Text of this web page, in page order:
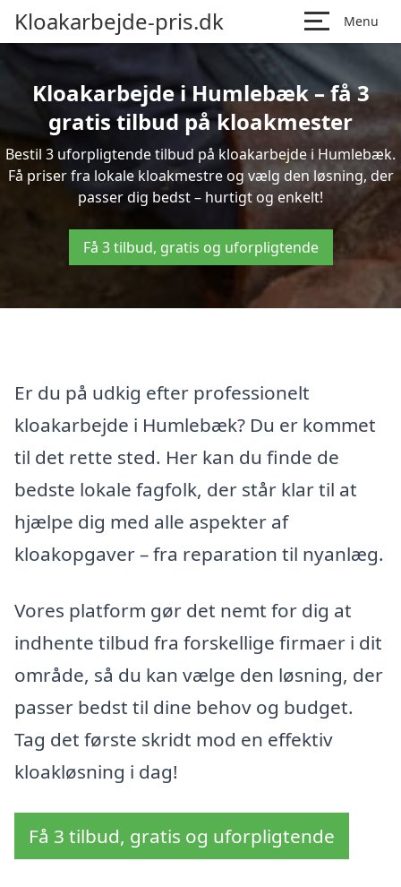
Kloakarbejde-pris.dk Menu
Kloakarbejde i Humlebæk – få 3
gratis tilbud på kloakmester
Bestil 3 uforpligtende tilbud på kloakarbejde i Humlebæk.
Få priser fra lokale kloakmestre og vælg den løsning, der
passer dig bedst – hurtigt og enkelt!
Få 3 tilbud, gratis og uforpligtende
Er du på udkig efter professionelt
kloakarbejde i Humlebæk? Du er kommet
til det rette sted. Her kan du finde de
bedste lokale fagfolk, der står klar til at
hjælpe dig med alle aspekter af
kloakopgaver – fra reparation til nyanlæg.
Vores platform gør det nemt for dig at
indhente tilbud fra forskellige firmaer i dit
område, så du kan vælge den løsning, der
passer bedst til dine behov og budget.
Tag det første skridt mod en effektiv
kloakløsning i dag!
Få 3 tilbud, gratis og uforpligtende